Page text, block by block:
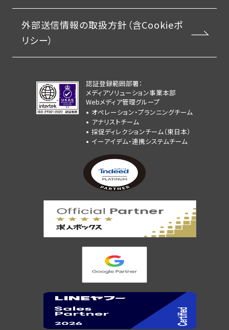
外部送信情報の取扱方針（含Cookieポ
リシー）
認証登録範囲部署：
メディアソリューション事業本部
Webメディア管理グループ
オペレーション・プランニングチーム
アナリストチーム
採促ディレクションチーム（東日本）
イーアイデム・連携システムチーム